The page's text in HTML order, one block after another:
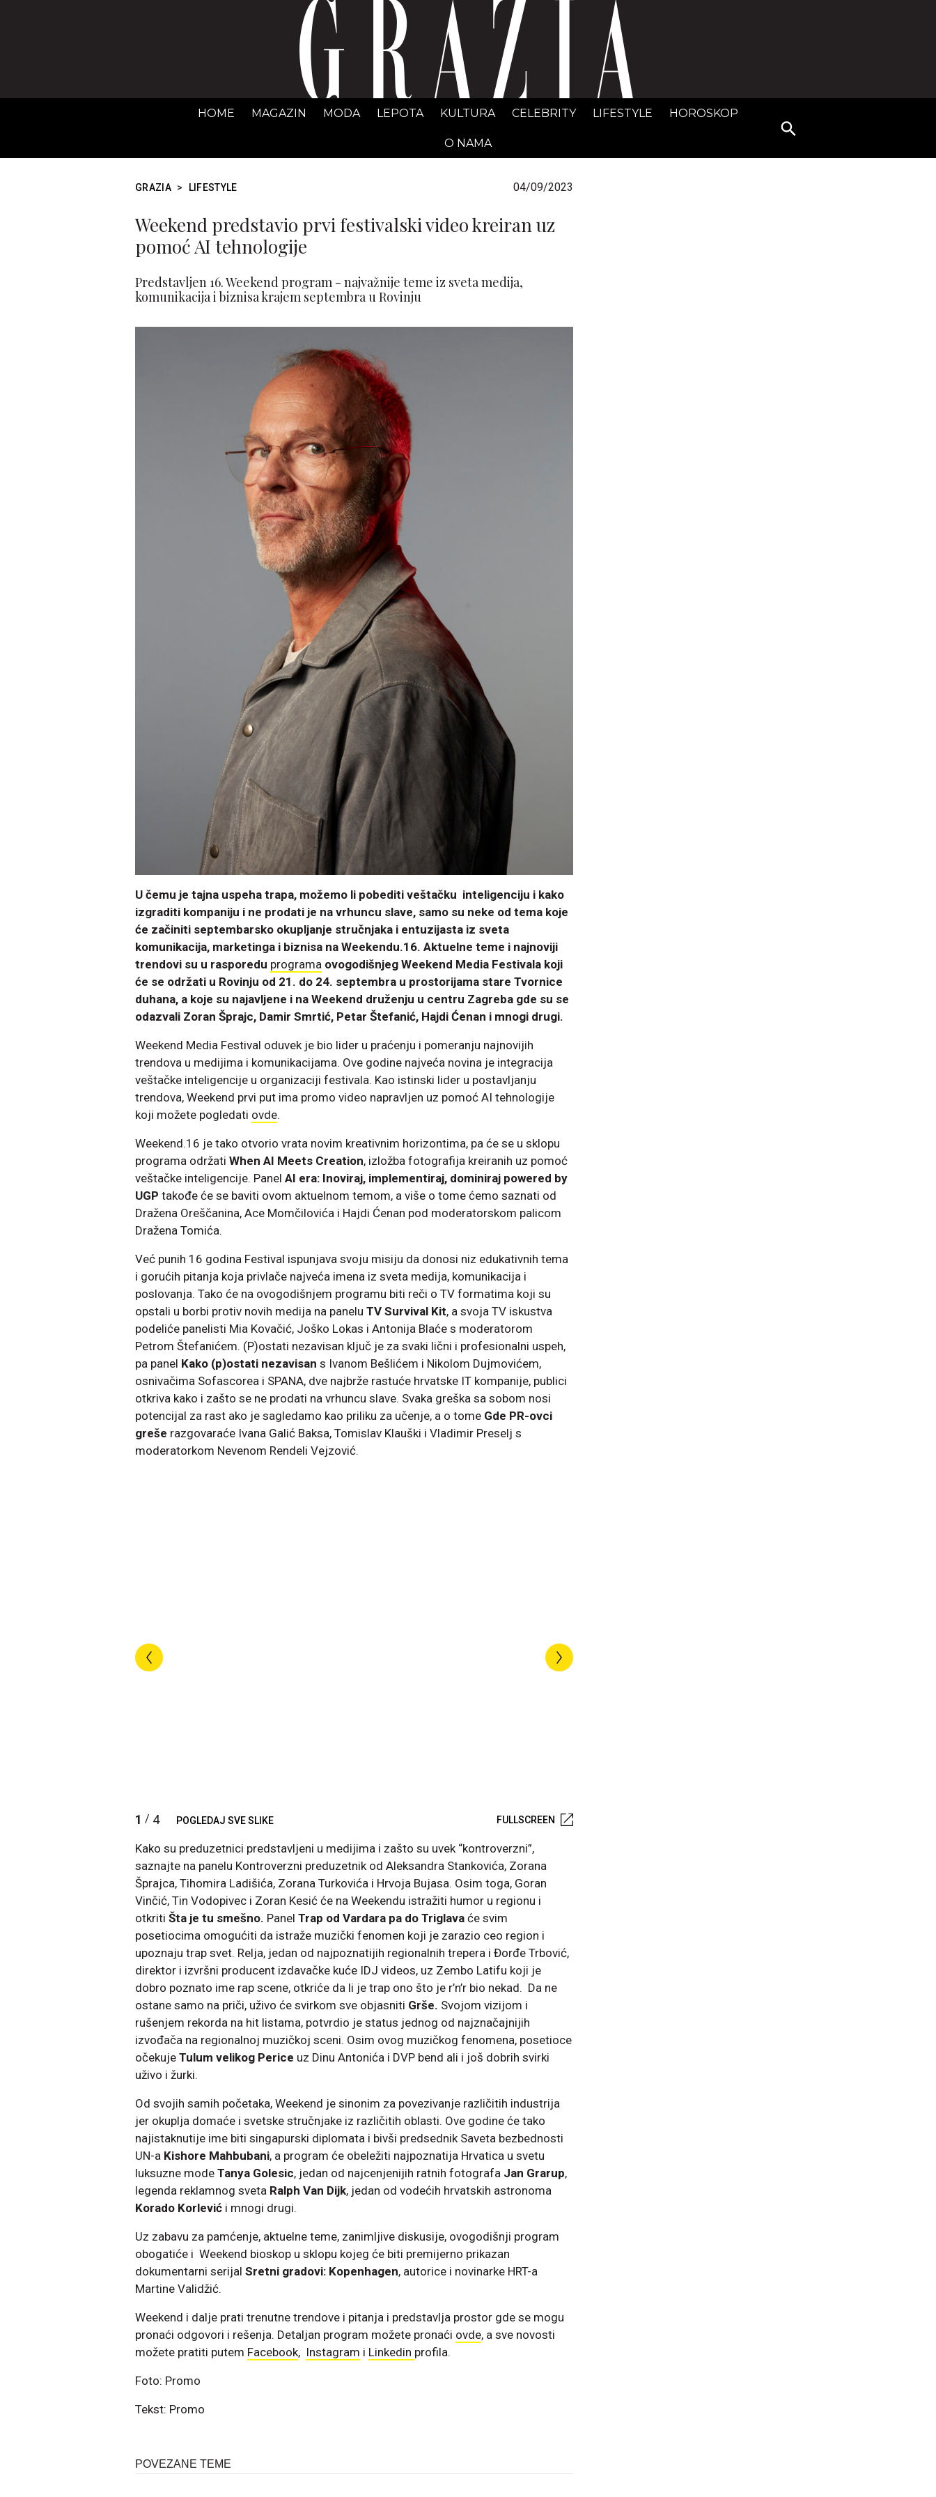
GRAZIA Srbija
HOME MAGAZIN MODA LEPOTA KULTURA CELEBRITY LIFESTYLE HOROSKOP
O NAMA
Search
for:
GRAZIA > LIFESTYLE 04/09/2023
Weekend predstavio prvi festivalski video kreiran uz
pomoć AI tehnologije
Predstavljen 16. Weekend program - najvažnije teme iz sveta medija,
komunikacija i biznisa krajem septembra u Rovinju
U čemu je tajna uspeha trapa, možemo li pobediti veštačku inteligenciju i kako
izgraditi kompaniju i ne prodati je na vrhuncu slave, samo su neke od tema koje
će začiniti septembarsko okupljanje stručnjaka i entuzijasta iz sveta
komunikacija, marketinga i biznisa na Weekendu.16. Aktuelne teme i najnoviji
trendovi su u rasporedu programa ovogodišnjeg Weekend Media Festivala koji
će se održati u Rovinju od 21. do 24. septembra u prostorijama stare Tvornice
duhana, a koje su najavljene i na Weekend druženju u centru Zagreba gde su se
odazvali Zoran Šprajc, Damir Smrtić, Petar Štefanić, Hajdi Ćenan i mnogi drugi.
Weekend Media Festival oduvek je bio lider u praćenju i pomeranju najnovijih
trendova u medijima i komunikacijama. Ove godine najveća novina je integracija
veštačke inteligencije u organizaciji festivala. Kao istinski lider u postavljanju
trendova, Weekend prvi put ima promo video napravljen uz pomoć AI tehnologije
koji možete pogledati ovde.
Weekend.16 je tako otvorio vrata novim kreativnim horizontima, pa će se u sklopu
programa održati When AI Meets Creation, izložba fotografija kreiranih uz pomoć
veštačke inteligencije. Panel AI era: Inoviraj, implementiraj, dominiraj powered by
UGP takođe će se baviti ovom aktuelnom temom, a više o tome ćemo saznati od
Dražena Oreščanina, Ace Momčilovića i Hajdi Ćenan pod moderatorskom palicom
Dražena Tomića.
Već punih 16 godina Festival ispunjava svoju misiju da donosi niz edukativnih tema
i gorućih pitanja koja privlače najveća imena iz sveta medija, komunikacija i
poslovanja. Tako će na ovogodišnjem programu biti reči o TV formatima koji su
opstali u borbi protiv novih medija na panelu TV Survival Kit, a svoja TV iskustva
podeliće panelisti Mia Kovačić, Joško Lokas i Antonija Blaće s moderatorom
Petrom Štefanićem. (P)ostati nezavisan ključ je za svaki lični i profesionalni uspeh,
pa panel Kako (p)ostati nezavisan s Ivanom Bešlićem i Nikolom Dujmovićem,
osnivačima Sofascorea i SPANA, dve najbrže rastuće hrvatske IT kompanije, publici
otkriva kako i zašto se ne prodati na vrhuncu slave. Svaka greška sa sobom nosi
potencijal za rast ako je sagledamo kao priliku za učenje, a o tome Gde PR-ovci
greše razgovaraće Ivana Galić Baksa, Tomislav Klauški i Vladimir Preselj s
moderatorkom Nevenom Rendeli Vejzović.
1 / 4 POGLEDAJ SVE SLIKE FULLSCREEN
Kako su preduzetnici predstavljeni u medijima i zašto su uvek “kontroverzni”,
saznajte na panelu Kontroverzni preduzetnik od Aleksandra Stankovića, Zorana
Šprajca, Tihomira Ladišića, Zorana Turkovića i Hrvoja Bujasa. Osim toga, Goran
Vinčić, Tin Vodopivec i Zoran Kesić će na Weekendu istražiti humor u regionu i
otkriti Šta je tu smešno. Panel Trap od Vardara pa do Triglava će svim
posetiocima omogućiti da istraže muzički fenomen koji je zarazio ceo region i
upoznaju trap svet. Relja, jedan od najpoznatijih regionalnih trepera i Đorđe Trbović,
direktor i izvršni producent izdavačke kuće IDJ videos, uz Zembo Latifu koji je
dobro poznato ime rap scene, otkriće da li je trap ono što je r’n’r bio nekad. Da ne
ostane samo na priči, uživo će svirkom sve objasniti Grše. Svojom vizijom i
rušenjem rekorda na hit listama, potvrdio je status jednog od najznačajnijih
izvođača na regionalnoj muzičkoj sceni. Osim ovog muzičkog fenomena, posetioce
očekuje Tulum velikog Perice uz Dinu Antonića i DVP bend ali i još dobrih svirki
uživo i žurki.
Od svojih samih početaka, Weekend je sinonim za povezivanje različitih industrija
jer okuplja domaće i svetske stručnjake iz različitih oblasti. Ove godine će tako
najistaknutije ime biti singapurski diplomata i bivši predsednik Saveta bezbednosti
UN-a Kishore Mahbubani, a program će obeležiti najpoznatija Hrvatica u svetu
luksuzne mode Tanya Golesic, jedan od najcenjenijih ratnih fotografa Jan Grarup,
legenda reklamnog sveta Ralph Van Dijk, jedan od vodećih hrvatskih astronoma
Korado Korlević i mnogi drugi.
Uz zabavu za pamćenje, aktuelne teme, zanimljive diskusije, ovogodišnji program
obogatiće i Weekend bioskop u sklopu kojeg će biti premijerno prikazan
dokumentarni serijal Sretni gradovi: Kopenhagen, autorice i novinarke HRT-a
Martine Validžić.
Weekend i dalje prati trenutne trendove i pitanja i predstavlja prostor gde se mogu
pronaći odgovori i rešenja. Detaljan program možete pronaći ovde, a sve novosti
možete pratiti putem Facebook, Instagram i Linkedin profila.
Foto: Promo
Tekst: Promo
POVEZANE TEME